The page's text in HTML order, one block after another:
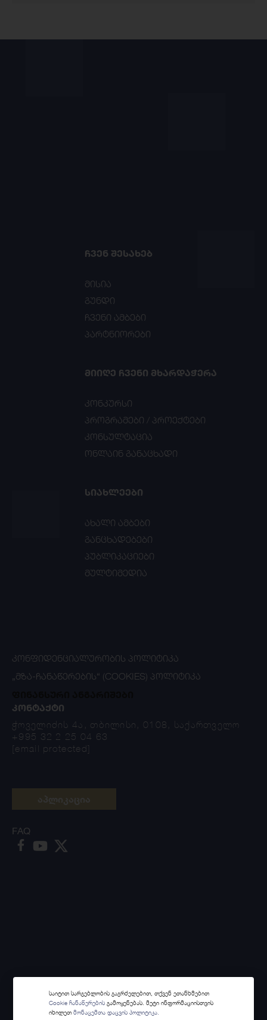
Made with
ᲩᲕᲔᲜ ᲨᲔᲡᲐᲮᲔᲑ
მისია
გუნდი
ჩვენი ამბები
პარტნიორები
ᲛᲘᲘᲦᲔ ᲩᲕᲔᲜᲘ ᲛᲮᲐᲠᲓᲐᲭᲔᲠᲐ
კონკურსი
პროგრამები / პროექტები
კონსულტაცია
ონლაინ განაცხადი
ᲡᲘᲐᲮᲚᲔᲔᲑᲘ
ახალი ამბები
განცხადებები
პუბლიკაციები
მულტიმედია
ᲙᲝᲜᲤᲘᲓᲔᲜᲪᲘᲐᲚᲣᲠᲝᲑᲘᲡ ᲞᲝᲚᲘᲢᲘᲙᲐ
„ᲛᲖᲐ-ᲩᲐᲜᲐᲬᲔᲠᲔᲑᲘᲡ“ (COOKIES) ᲞᲝᲚᲘᲢᲘᲙᲐ
ᲙᲝᲜᲢᲐᲥᲢᲘ
ჭოველიძის 4ა, თბილისი, 0108, საქართველო
+995 32 2 25 04 63
[email protected]
FAQ
საიტით სარგებლობის გაგრძელებით, თქვენ ეთანხმებით
Cookie ჩანაწერების გამოყენებას. მეტი ინფორმაციისთვის
იხილეთმონაცემთა დაცვის პოლიტიკა.